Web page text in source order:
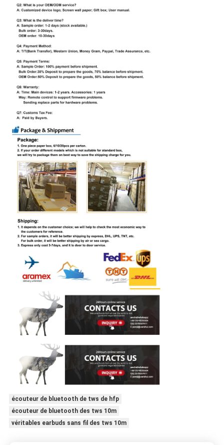
écouteur de bluetooth de tws de hfp
écouteur de bluetooth des tws 10m
véritables earbuds sans fil des tws 10m